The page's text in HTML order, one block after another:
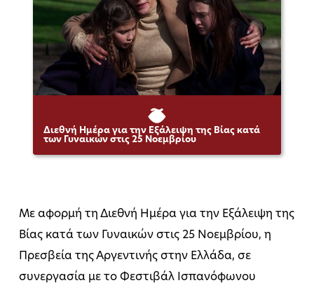
Διεθνή Ημέρα για την Εξάλειψη της Βίας κατά
των Γυναικών στις 25 Νοεμβρίου
Με αφορμή τη Διεθνή Ημέρα για την Εξάλειψη της
Βίας κατά των Γυναικών στις 25 Νοεμβρίου, η
Πρεσβεία της Αργεντινής στην Ελλάδα, σε
συνεργασία με το Φεστιβάλ Ισπανόφωνου